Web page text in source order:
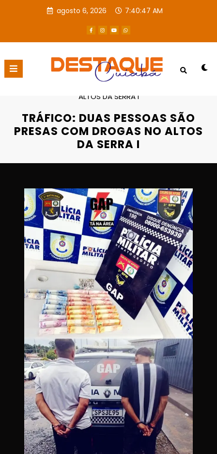
agosto 6, 2026 7:40:48 AM
Página inicial
Destaques
ALTOS DA SERRA I
TRÁFICO: DUAS PESSOAS SÃO
PRESAS COM DROGAS NO ALTOS
DA SERRA I